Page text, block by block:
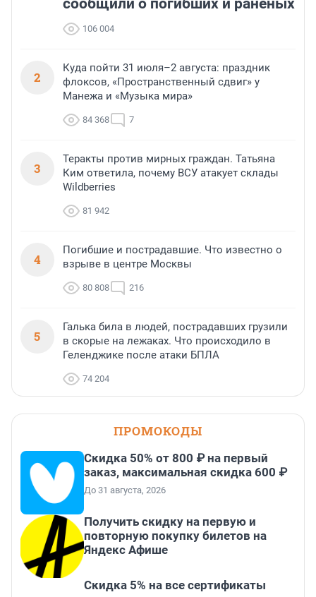
сообщили о погибших и раненых
106 004
2
Куда пойти 31 июля–2 августа: праздник
флоксов, «Пространственный сдвиг» у
Манежа и «Музыка мира»
84 368 7
3
Теракты против мирных граждан. Татьяна
Ким ответила, почему ВСУ атакует склады
Wildberries
81 942
4
Погибшие и пострадавшие. Что известно о
взрыве в центре Москвы
80 808 216
5
Галька била в людей, пострадавших грузили
в скорые на лежаках. Что происходило в
Геленджике после атаки БПЛА
74 204
ПРОМОКОДЫ
Скидка 50% от 800 ₽ на первый
заказ, максимальная скидка 600 ₽
До 31 августа, 2026
Получить скидку на первую и
повторную покупку билетов на
Яндекс Афише
Скидка 5% на все сертификаты